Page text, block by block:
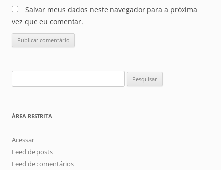
Salvar meus dados neste navegador para a próxima
vez que eu comentar.
por:
ÁREA RESTRITA
Acessar
Feed de posts
Feed de comentários